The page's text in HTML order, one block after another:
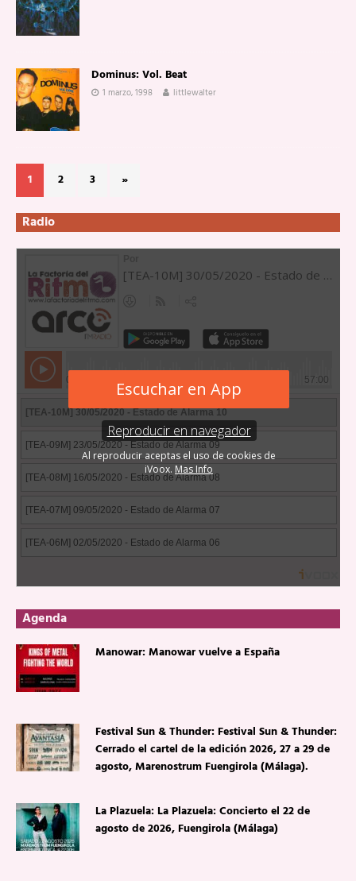
Dominus: Vol. Beat
1 marzo, 1998 littlewalter
1 2 3 »
Radio
Agenda
Manowar: Manowar vuelve a España
Festival Sun & Thunder: Festival Sun & Thunder:
Cerrado el cartel de la edición 2026, 27 a 29 de
agosto, Marenostrum Fuengirola (Málaga).
La Plazuela: La Plazuela: Concierto el 22 de
agosto de 2026, Fuengirola (Málaga)